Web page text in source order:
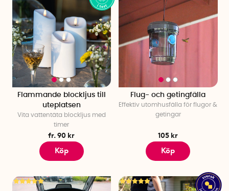
Flammande blockljus till
uteplatsen
Vita vattentäta blockljus med
timer
fr. 90 kr
Köp
Flug- och getingfälla
Effektiv utomhusfälla för flugor &
getingar
105 kr
Köp